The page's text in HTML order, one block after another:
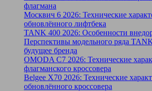
флагмана
Москвич 6 2026: Технические
обновлённого лифтбека
TANK 400 2026: Особенности
Перспективы модельного ряда
будущее бренда
OMODA C7 2026: Технические
флагманского кроссовера
Belgee X70 2026: Технические
обновлённого кроссовера